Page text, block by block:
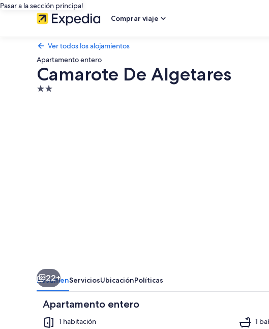
Pasar a la sección principal
Comprar viaje
Ver todos los alojamientos
Apartamento entero
Camarote De Algetares
Alojamiento
22+
ResumenServiciosUbicaciónPolíticas
Apartamento entero
1 habitación
1